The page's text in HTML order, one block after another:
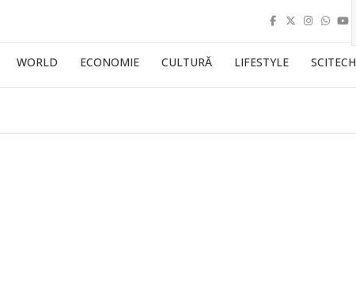
WORLD ECONOMIE CULTURĂ LIFESTYLE SCITECH